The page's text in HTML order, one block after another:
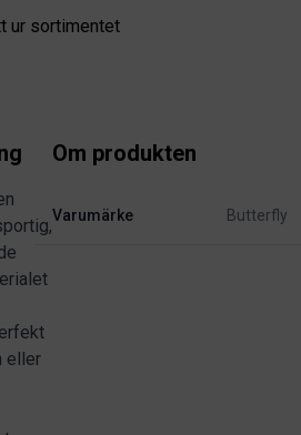
ur sortimentet
eller
Om produkten
Varumärke Butterfly